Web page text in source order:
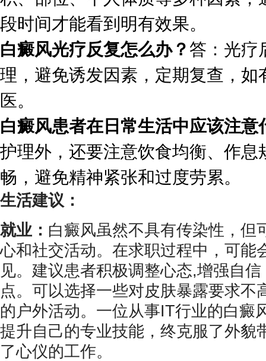
段时间才能看到明有效果。
白癜风光疗反复怎么办？ 答：光疗
理，避免诱发因素，定期复查，如
医。
白癜风患者在日常生活中应该注意
护理外，还要注意饮食均衡、作息
畅，避免精神紧张和过度劳累。
生活建议：
就业： 白癜风虽然不具有传染性，但
心和社交活动。在求职过程中，可能
见。建议患者积极调整心态,增强自
点。可以选择一些对皮肤暴露要求不
的户外活动。一位从事IT行业的白癜
提升自己的专业技能，终克服了外貌
了心仪的工作。